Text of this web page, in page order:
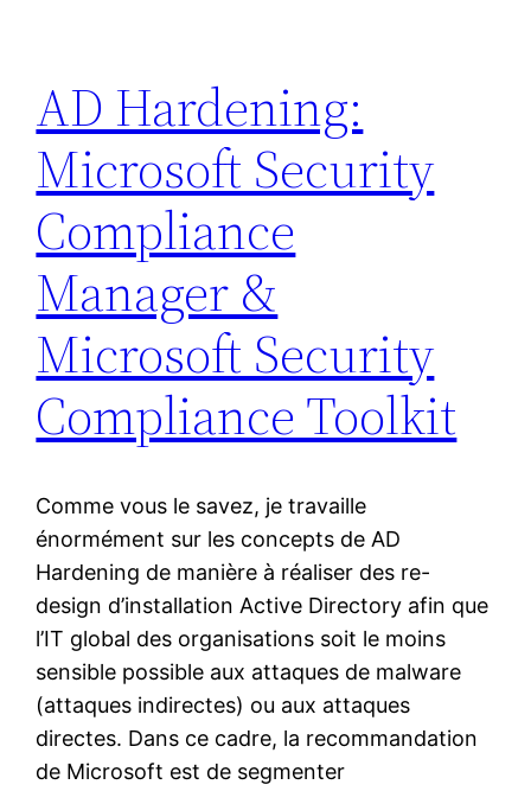
AD Hardening:
Microsoft Security
Compliance
Manager &
Microsoft Security
Compliance Toolkit
Comme vous le savez, je travaille
énormément sur les concepts de AD
Hardening de manière à réaliser des re-
design d’installation Active Directory afin que
l’IT global des organisations soit le moins
sensible possible aux attaques de malware
(attaques indirectes) ou aux attaques
directes. Dans ce cadre, la recommandation
de Microsoft est de segmenter